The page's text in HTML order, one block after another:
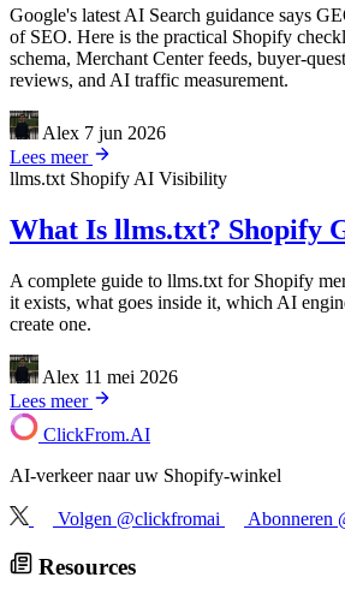
Google's latest AI Search guidance says
of SEO. Here is the practical Shopify
schema, Merchant Center feeds, buyer-
reviews, and AI traffic measurement.
Alex 7 jun 2026
Lees meer
llms.txt Shopify AI Visibility
What Is llms.txt? Shopify
A complete guide to llms.txt for Shopify
it exists, what goes inside it, which AI
create one.
Alex 11 mei 2026
Lees meer
ClickFrom.AI
AI-verkeer naar uw Shopify-winkel
Volgen @clickfromai Abonneren
Resources